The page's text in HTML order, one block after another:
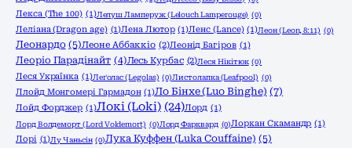
Лекса (The 100) (1)Лелуш Ламперуж (Lelouch Lamperouge) (0)
Леліана (Dragon age) (1)Лена Лютор (1)Ленс (Lance) (1)Леон (Leon, 8:11) (0)
Леонардо (5)Леоне Аббаккіо (2)Леонід Багіров (1)
Леоріо Парадінайт (4)Лесь Курбас (2)Леся Нікітюк (0)
Леся Українка (1)Леґолас (Legolas) (0)Листолапка (Leafpool) (0)
Ллойд Монгомері Гармадон (1)Ло Бінхе (Luo Binghe) (7)
Лойд Форджер (1)Локі (Loki) (24)Лорд (1)
Лорд Волдеморт (Lord Voldemort) (0)Лорд Фарквард (0)Лоркан Скамандр (1)
Лорі (1)Лу Чаньсін (0)Лука Куффен (Luka Couffaine) (5)